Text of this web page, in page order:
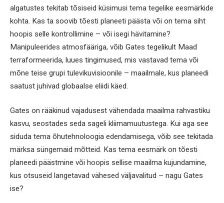
algatustes tekitab tõsiseid küsimusi tema tegelike eesmärkide
kohta. Kas ta soovib tõesti planeeti päästa või on tema siht
hoopis selle kontrollimine – või isegi hävitamine?
Manipuleerides atmosfääriga, võib Gates tegelikult Maad
terraformeerida, luues tingimused, mis vastavad tema või
mõne teise grupi tulevikuvisioonile – maailmale, kus planeedi
saatust juhivad globaalse eliidi käed.
Gates on rääkinud vajadusest vähendada maailma rahvastiku
kasvu, seostades seda sageli kliimamuutustega. Kui aga see
siduda tema õhutehnoloogia edendamisega, võib see tekitada
märksa süngemaid mõtteid. Kas tema eesmärk on tõesti
planeedi päästmine või hoopis sellise maailma kujundamine,
kus otsuseid langetavad vähesed väljavalitud – nagu Gates
ise?